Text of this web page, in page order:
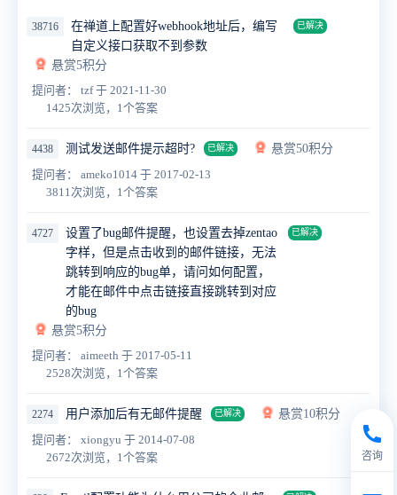
38716
在禅道上配置好webhook地址后，编写
自定义接口获取不到参数
已解决
悬赏5积分
提问者： tzf于 2021-11-30
1425次浏览，1个答案
4438 测试发送邮件提示超时? 已解决
悬赏50积分
提问者： ameko1014 于 2017-02-13
3811次浏览，1个答案
4727
设置了bug邮件提醒，也设置去掉zentao
字样，但是点击收到的邮件链接，无法
跳转到响应的bug单，请问如何配置，
才能在邮件中点击链接直接跳转到对应
的bug
已解决
悬赏5积分
提问者： aimeeth 于 2017-05-11
2528次浏览，1个答案
2274 用户添加后有无邮件提醒 已解决
悬赏10积分
提问者： xiongyu 于 2014-07-08
2672次浏览，1个答案
咨询